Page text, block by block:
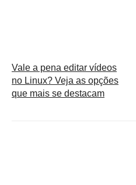
Vale a pena editar vídeos
no Linux? Veja as opções
que mais se destacam